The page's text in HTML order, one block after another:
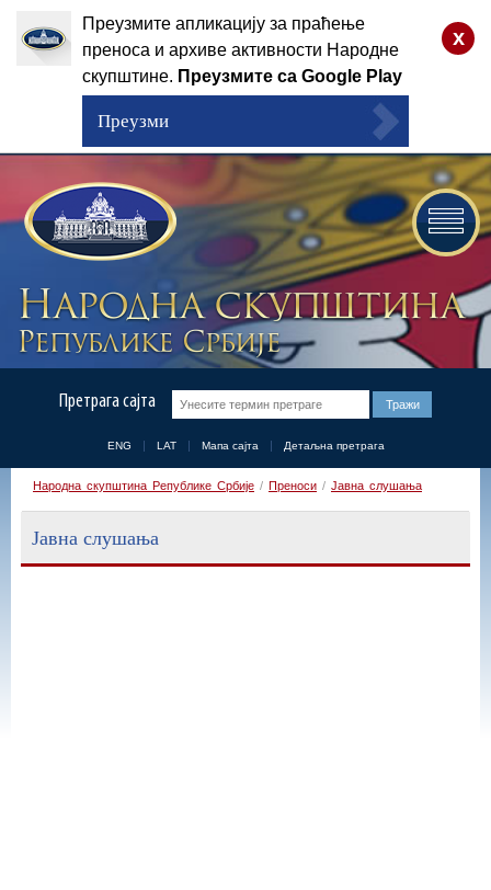
x
Преузмите апликацију за праћење
преноса и архиве активности Народне
скупштине. Преузмите са Google Play
Преузми
Претрага сајта
ENG LAT Мапа сајта Детаљна претрага
Народна скупштина Републике Србије / Преноси / Јавна слушања
Јавна слушања